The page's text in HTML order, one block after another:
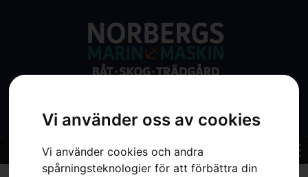
Vi använder oss av cookies
Vi använder cookies och andra
spårningsteknologier för att förbättra din